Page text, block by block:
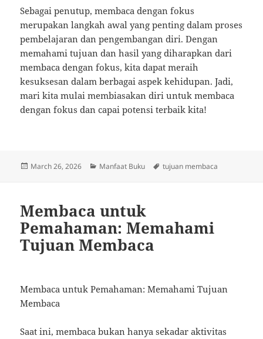
Sebagai penutup, membaca dengan fokus
merupakan langkah awal yang penting dalam proses
pembelajaran dan pengembangan diri. Dengan
memahami tujuan dan hasil yang diharapkan dari
membaca dengan fokus, kita dapat meraih
kesuksesan dalam berbagai aspek kehidupan. Jadi,
mari kita mulai membiasakan diri untuk membaca
dengan fokus dan capai potensi terbaik kita!
Posted
March 26, 2026 Categories
Manfaat Buku Tags
tujuan membaca
Membaca untuk
Pemahaman: Memahami
Tujuan Membaca
Membaca untuk Pemahaman: Memahami Tujuan
Membaca
Saat ini, membaca bukan hanya sekadar aktivitas